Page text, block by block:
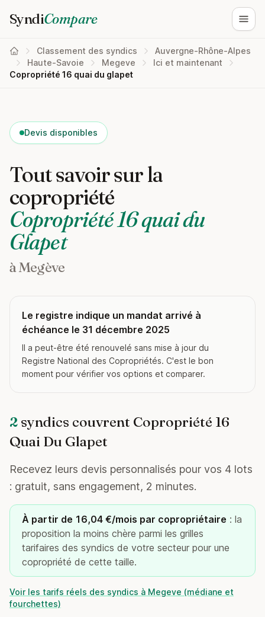
SyndiCompare
Classement des syndics
Auvergne-Rhône-Alpes
Haute-Savoie
Megeve
Ici et maintenant
Copropriété 16 quai du glapet
Devis disponibles
Tout savoir sur la
copropriété
Copropriété 16 quai du
Glapet
à Megève
Le registre indique un mandat arrivé à
échéance le 31 décembre 2025
Il a peut-être été renouvelé sans mise à jour du
Registre National des Copropriétés. C'est le bon
moment pour vérifier vos options et comparer.
2 syndics couvrent Copropriété 16
Quai Du Glapet
Recevez leurs devis personnalisés pour vos 4 lots
: gratuit, sans engagement, 2 minutes.
À partir de 16,04 €/mois par copropriétaire : la
proposition la moins chère parmi les grilles
tarifaires des syndics de votre secteur pour une
copropriété de cette taille.
Voir les tarifs réels des syndics à Megeve (médiane et
fourchettes)